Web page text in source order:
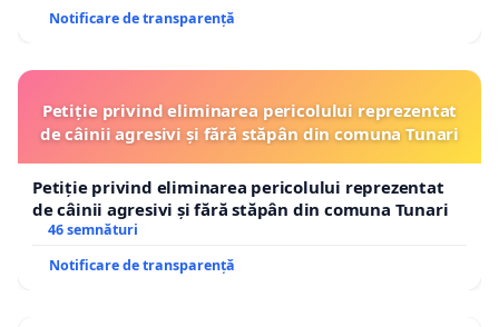
Notificare de transparență
Petiție privind eliminarea pericolului reprezentat
de câinii agresivi și fără stăpân din comuna Tunari
Petiție privind eliminarea pericolului reprezentat
de câinii agresivi și fără stăpân din comuna Tunari
46 semnături
Notificare de transparență